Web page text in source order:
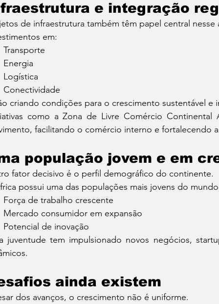
e integração
de infraestrutura também têm papel central nesse
em:
Transporte
Energia
Logística
Conectividade
criando condições para o crescimento sustentável e
como a Zona de Livre Comércio Continental
facilitando o comércio interno e fortalecendo
população jovem e em
fator decisivo é o perfil demográfico do continente.
possui uma das populações mais jovens do
Força de trabalho crescente
Mercado consumidor em expansão
Potencial de inovação
juventude tem impulsionado novos negócios,
ainda existem
dos avanços, o crescimento não é uniforme.